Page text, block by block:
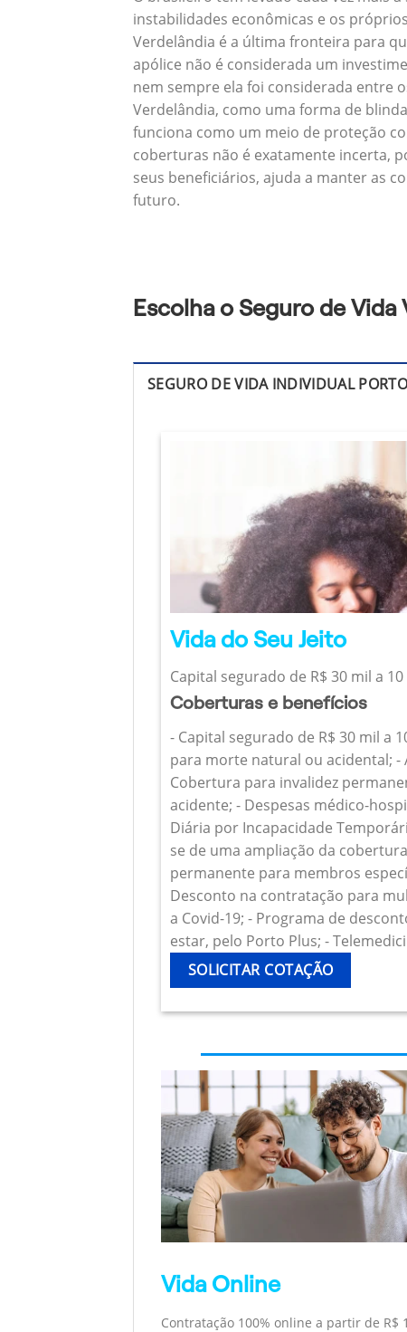
instabilidades econômicas e os
Verdelândia é a última fronteira para
apólice não é considerada um
nem sempre ela foi considerada entre
Verdelândia, como uma forma de
funciona como um meio de proteção
coberturas não é exatamente incerta,
seus beneficiários, ajuda a manter as
futuro.
Escolha o Seguro de Vida
SEGURO DE VIDA INDIVIDUAL
Vida do Seu Jeito
Capital segurado de R$ 30 mil a
Coberturas e benefícios
- Capital segurado de R$ 30 mil a
para morte natural ou acidental; -
Cobertura para invalidez
acidente; - Despesas médico-
Diária por Incapacidade
se de uma ampliação da
permanente para membros
Desconto na contratação para
a Covid-19; - Programa de
estar, pelo Porto Plus; -
SOLICITAR COTAÇÃO
Vida Online
Contratação 100% online a partir de R$